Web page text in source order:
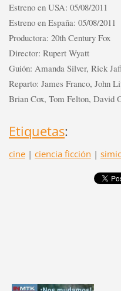
Estreno en USA: 05/08/2011
Estreno en España: 05/08/2011
Productora: 20th Century Fox
Director: Rupert Wyatt
Guión: Amanda Silver, Rick
Reparto: James Franco, John
Brian Cox, Tom Felton, David
Etiquetas:
cine | ciencia ficción |